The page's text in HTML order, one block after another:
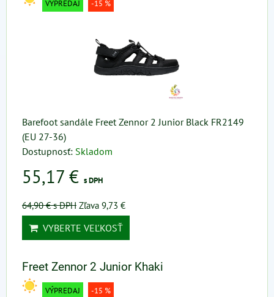
VÝPREDAJ -15 %
Barefoot sandále Freet Zennor 2 Junior Black FR2149
(EU 27-36)
Dostupnosť: Skladom
55,17 € s DPH
64,90 €s DPH Zľava 9,73 €
VYBERTE VEĽKOSŤ
Freet Zennor 2 Junior Khaki
VÝPREDAJ -15 %